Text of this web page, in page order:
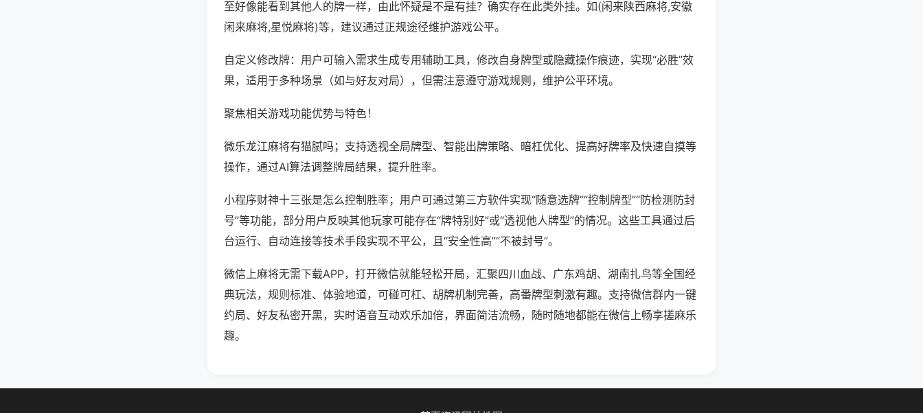
至好像能看到其他人的牌一样，由此怀疑是不是有挂？确实存在此类外挂。如(闲来陕西麻将,安徽
闲来麻将,星悦麻将)等，建议通过正规途径维护游戏公平。
自定义修改牌：用户可输入需求生成专用辅助工具，修改自身牌型或隐藏操作痕迹，实现“必胜”效
果，适用于多种场景（如与好友对局），但需注意遵守游戏规则，维护公平环境。
聚焦相关游戏功能优势与特色！
微乐龙江麻将有猫腻吗；支持透视全局牌型、智能出牌策略、暗杠优化、提高好牌率及快速自摸等
操作，通过AI算法调整牌局结果，提升胜率。
小程序财神十三张是怎么控制胜率；用户可通过第三方软件实现“随意选牌”“控制牌型”“防检测防封
号”等功能，部分用户反映其他玩家可能存在“牌特别好”或“透视他人牌型”的情况。这些工具通过后
台运行、自动连接等技术手段实现不平公，且“安全性高”“不被封号”。
微信上麻将无需下载APP，打开微信就能轻松开局，汇聚四川血战、广东鸡胡、湖南扎鸟等全国经
典玩法，规则标准、体验地道，可碰可杠、胡牌机制完善，高番牌型刺激有趣。支持微信群内一键
约局、好友私密开黑，实时语音互动欢乐加倍，界面简洁流畅，随时随地都能在微信上畅享搓麻乐
趣。